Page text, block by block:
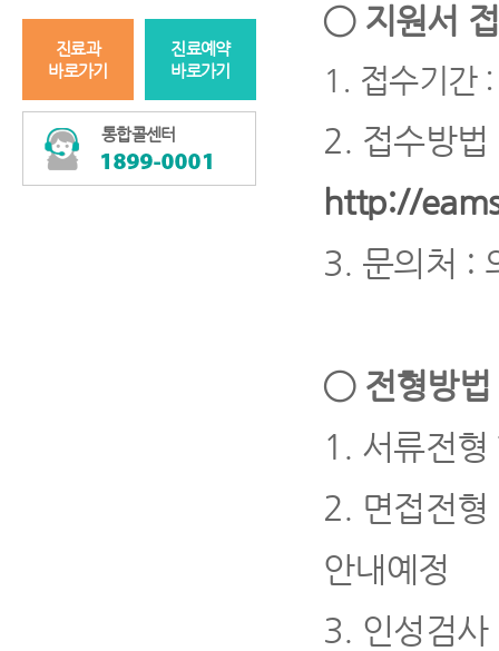
진료과
바로가기
진료예약
바로가기
통합콜센터
◯ 지원서
1. 접수기간 :
2. 접수방법
http://
3. 문의처 :
◯ 전형방
1. 서류전
2. 면접전형
안내예정
3. 인성검사